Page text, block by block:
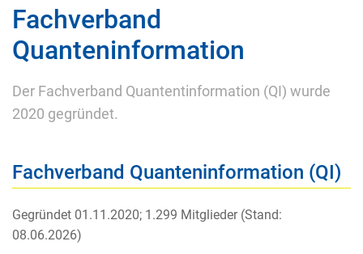
Fachverband
Quanteninformation
Der Fachverband Quantentinformation (QI) wurde
2020 gegründet.
Fachverband Quanteninformation (QI)
Gegründet 01.11.2020; 1.299 Mitglieder (Stand:
08.06.2026)